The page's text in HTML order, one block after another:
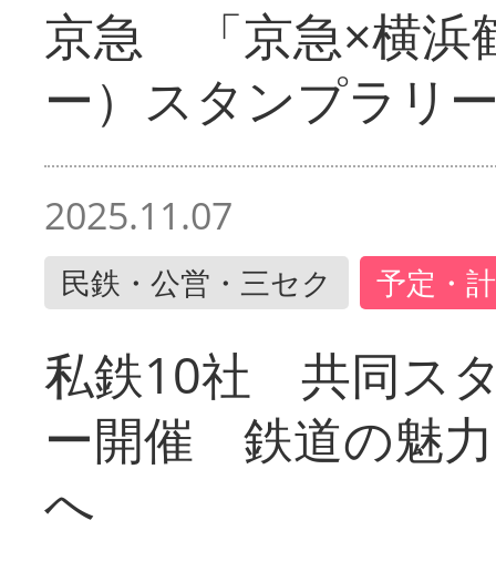
京急 「京急×横浜
ー）スタンプラリ
2025.11.07
民鉄・公営・三セク 予定・
私鉄10社 共同ス
ー開催 鉄道の魅
へ